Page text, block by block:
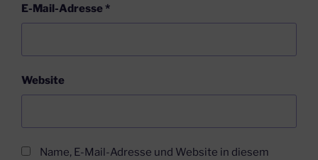
E-Mail-Adresse*
Website
Name, E-Mail-Adresse und Website in diesem